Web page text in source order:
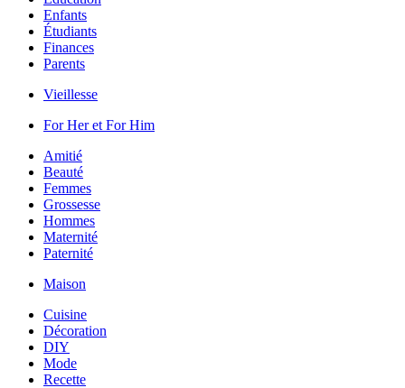
Enfants
Étudiants
Finances
Parents
Vieillesse
For Her et For Him
Amitié
Beauté
Femmes
Grossesse
Hommes
Maternité
Paternité
Maison
Cuisine
Décoration
DIY
Mode
Recette